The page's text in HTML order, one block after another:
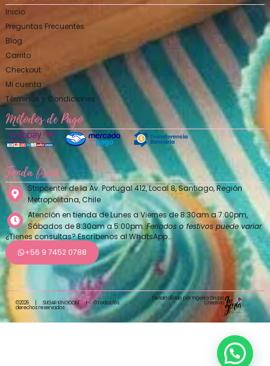
Inicio
Preguntas Frecuentes
Blog
Carrito
Checkout
Mi cuenta
Términos y Condiciones
Métodos de Pago
Tienda física
Stripcenter de la Av. Portugal 412, Local 8, Santiago, Región
Metropolitana, Chile
Atención en tienda de Lunes a Viernes de 8:30am a 7:00pm,
Sábados de 8:30am a 5:00pm.Feriados o festivos puede variar.
¿Tienes consultas? Escríbenos al WhatsApp…
+56 9 7452 0788
©2026 SUGAR KINGDOM | ©Todos los
derechos reservados
Desarrollado por Ingenia Grupo
Creativo